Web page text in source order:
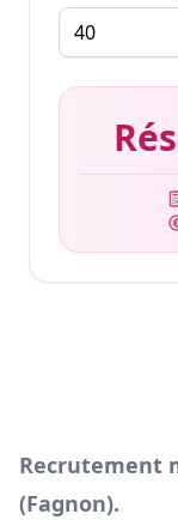
Recrutement
(Fagnon).